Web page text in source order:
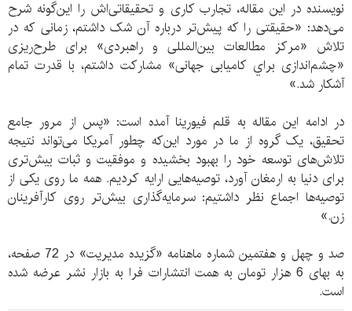
نویسنده در این مقاله، تجارب کاری و تحقیقاتی‌اش را این‌گونه شرح
می‌دهد: «حقيقتی را كه پيش‌تر درباره آن شک داشتم، زمانی كه در
تلاش «مركز مطالعات بين‌المللی و راهبردی» برای طرح‌ريزی
«چشم‌اندازی براي كاميابی جهانی» مشاركت داشتم، با قدرت تمام
آشکار شد.»
در ادامه این مقاله به قلم فیورینا آمده است: «پس از مرور جامع
تحقيق، يک گروه از ما در مورد اين‌كه چطور آمريكا می‌تواند نتیجه
تلاش‌های توسعه خود را بهبود بخشيده و موفقيت و ثبات بيش‌تری
برای دنيا به ارمغان آورد، توصيه‌هایی ارایه كرديم. همه ما روی يكی از
توصيه‌ها اجماع نظر داشتيم: سرمايه‌گذاری بيش‌تر روی كارآفرينان
زن.»
صد و چهل و هفتمین شماره ماهنامه «گزیده مدیریت» در 72 صفحه،
به بهای 6 هزار تومان به همت انتشارات فرا به بازار نشر عرضه شده
است.